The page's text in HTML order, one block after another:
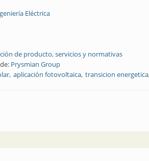
Eléctrica
de producto, servicios y normativas
Prysmian Group
aplicación fotovoltaica transicion energetica
solares resistentes al agua